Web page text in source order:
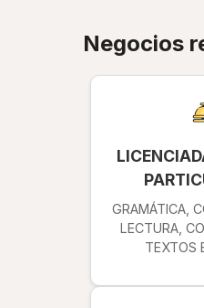
Negocios
GRAMÁTICA,
LECTURA,
TEXTOS